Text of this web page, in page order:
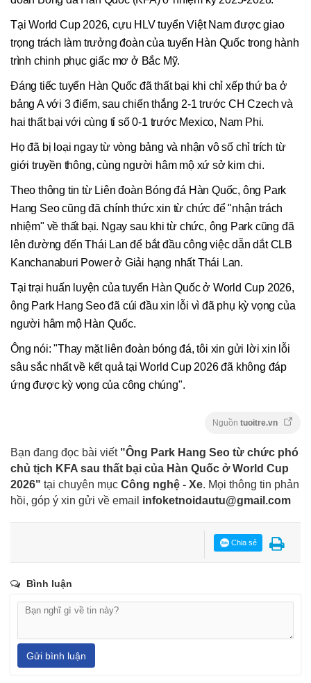
Tại World Cup 2026, cựu HLV tuyển Việt Nam được giao
trọng trách làm trưởng đoàn của tuyển Hàn Quốc trong hành
trình chinh phục giấc mơ ở Bắc Mỹ.
Đáng tiếc tuyển Hàn Quốc đã thất bại khi chỉ xếp thứ ba ở
bảng A với 3 điểm, sau chiến thắng 2-1 trước CH Czech và
hai thất bại với cùng tỉ số 0-1 trước Mexico, Nam Phi.
Họ đã bị loại ngay từ vòng bảng và nhận vô số chỉ trích từ
giới truyền thông, cùng người hâm mộ xứ sở kim chi.
Theo thông tin từ Liên đoàn Bóng đá Hàn Quốc, ông Park
Hang Seo cũng đã chính thức xin từ chức để "nhận trách
nhiệm" về thất bại. Ngay sau khi từ chức, ông Park cũng đã
lên đường đến Thái Lan để bắt đầu công việc dẫn dắt CLB
Kanchanaburi Power ở Giải hạng nhất Thái Lan.
Tại trại huấn luyện của tuyển Hàn Quốc ở World Cup 2026,
ông Park Hang Seo đã cúi đầu xin lỗi vì đã phụ kỳ vọng của
người hâm mộ Hàn Quốc.
Ông nói: "Thay mặt liên đoàn bóng đá, tôi xin gửi lời xin lỗi
sâu sắc nhất về kết quả tại World Cup 2026 đã không đáp
ứng được kỳ vọng của công chúng".
Nguồn tuoitre.vn
Bạn đang đọc bài viết "Ông Park Hang Seo từ chức phó
chủ tịch KFA sau thất bại của Hàn Quốc ở World Cup
2026" tại chuyên mục Công nghệ - Xe. Mọi thông tin phản
hồi, góp ý xin gửi về email infoketnoidautu@gmail.com
Chia sẻ
Bình luận
Gửi bình luận